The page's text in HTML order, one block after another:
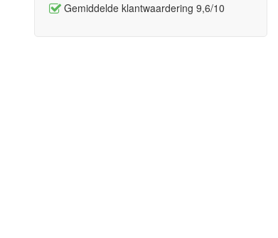
Gemiddelde klantwaardering 9,6/10